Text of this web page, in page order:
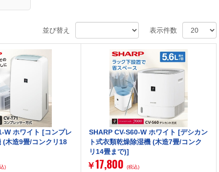
並び替え 表示件数
W ホワイト [コンプレ
(木造9畳/コンクリ18
)
SHARP CV-S60-W ホワイト [デシカン
ト式衣類乾燥除湿機 (木造7畳/コンク
リ14畳まで)]
￥17,800 (税込)